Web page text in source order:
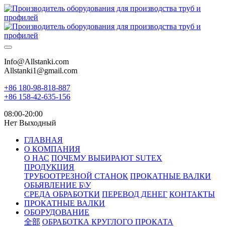
Info@Allstanki.com
Allstanki1@gmail.com
+86 180-98-818-887
+86 158-42-635-156
08:00-20:00
Нет Выходный
ГЛАВНАЯ
О КОМПАНИЯ
О НАС ПОЧЕМУ ВЫБИРАЮТ SUTEX
ПРОДУКЦИЯ
ТРУБООТРЕЗНОЙ СТАНОК ПРОКАТНЫЕ ВАЛКИ
ОБЬЯВЛЕНИЕ Б\У
СРЕДА ОБРАБОТКИ ПЕРЕВОД ДЕНЕГ КОНТАКТЫ
ПРОКАТНЫЕ ВАЛКИ
ОБОРУДОВАНИЕ
全部 ОБРАБОТКА КРУГЛОГО ПРОКАТА